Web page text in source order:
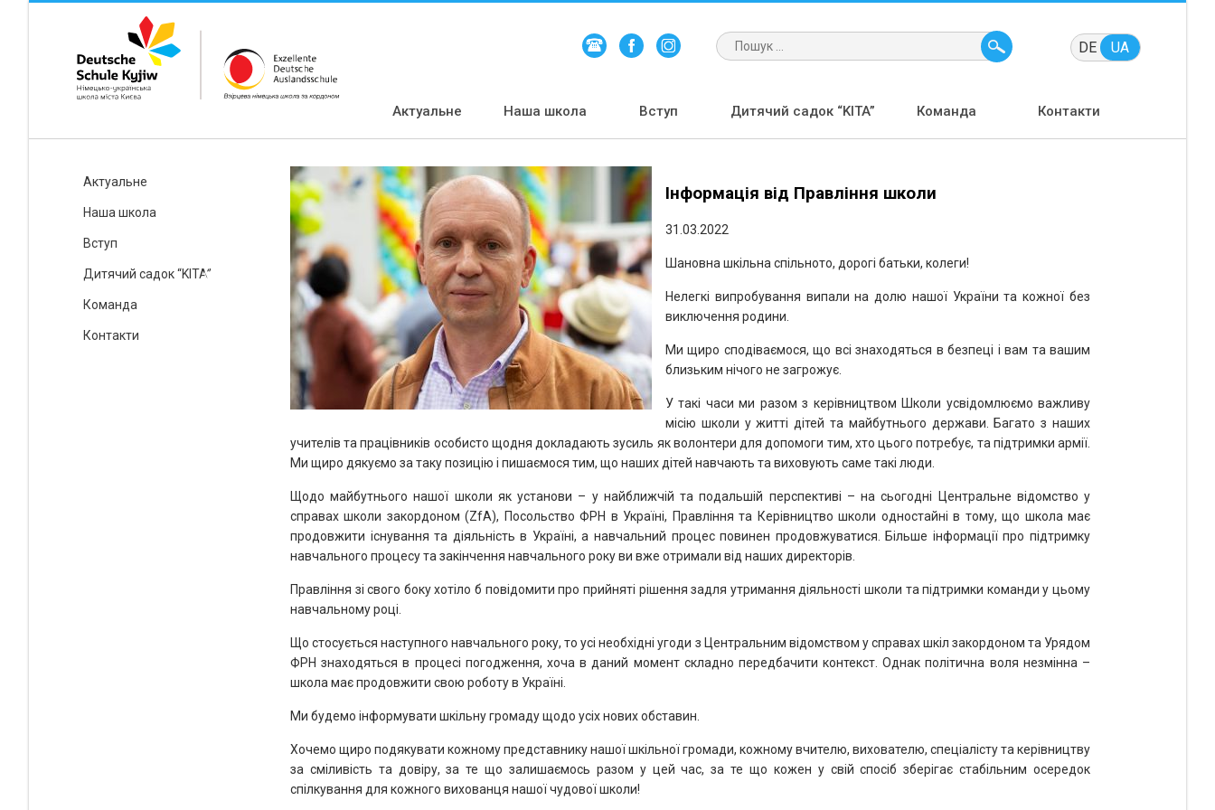
DE UA
Актуальне Наша школа Вступ Дитячий садок “KITA” Команда Контакти
Актуальне
Наша школа
Вступ
Дитячий садок “KITA”
Команда
Контакти
Інформація від Правління школи
31.03.2022
Шановна шкільна спільното, дорогі батьки, колеги!
Нелегкі випробування випали на долю нашої України та кожної без
виключення родини.
Ми щиро сподіваємося, що всі знаходяться в безпеці і вам та вашим
близьким нічого не загрожує.
У такі часи ми разом з керівництвом Школи усвідомлюємо важливу
місію школи у житті дітей та майбутнього держави. Багато з наших
учителів та працівників особисто щодня докладають зусиль як волонтери для допомоги тим, хто цього потребує, та підтримки армії.
Ми щиро дякуємо за таку позицію і пишаємося тим, що наших дітей навчають та виховують саме такі люди.
Щодо майбутнього нашої школи як установи – у найближчій та подальшій перспективі – на сьогодні Центральне відомство у
справах школи закордоном (ZfA), Посольство ФРН в Україні, Правління та Керівництво школи одностайні в тому, що школа має
продовжити існування та діяльність в Україні, а навчальний процес повинен продовжуватися. Більше інформації про підтримку
навчального процесу та закінчення навчального року ви вже отримали від наших директорів.
Правління зі свого боку хотіло б повідомити про прийняті рішення задля утримання діяльності школи та підтримки команди у цьому
навчальному році.
Що стосується наступного навчального року, то усі необхідні угоди з Центральним відомством у справах шкіл закордоном та Урядом
ФРН знаходяться в процесі погодження, хоча в даний момент складно передбачити контекст. Однак політична воля незмінна –
школа має продовжити свою роботу в Україні.
Ми будемо інформувати шкільну громаду щодо усіх нових обставин.
Хочемо щиро подякувати кожному представнику нашої шкільної громади, кожному вчителю, вихователю, спеціалісту та керівництву
за сміливість та довіру, за те що залишаємось разом у цей час, за те що кожен у свій спосіб зберігає стабільним осередок
спілкування для кожного вихованця нашої чудової школи!